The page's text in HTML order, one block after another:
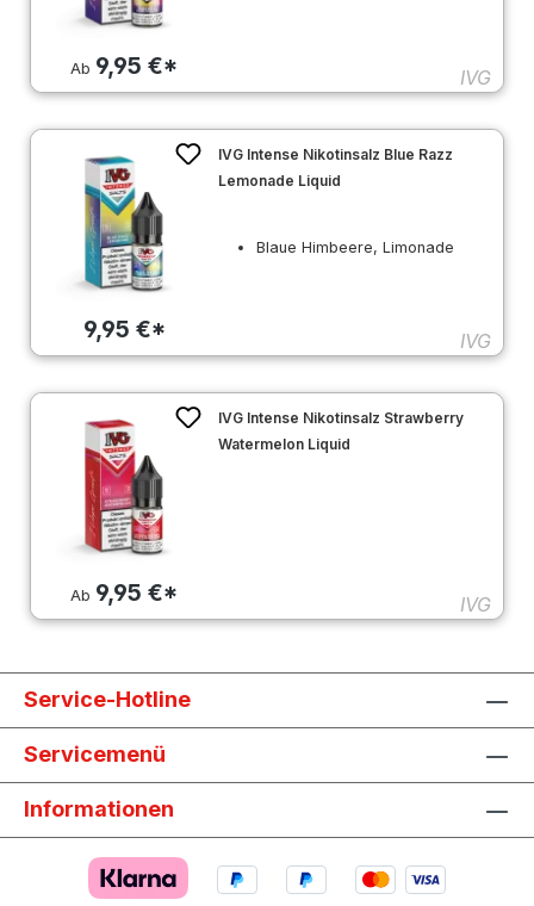
Ab 9,95 €* IVG
9,95 €*
IVG Intense Nikotinsalz Blue Razz
Lemonade Liquid
Blaue Himbeere, Limonade
IVG
Ab 9,95 €*
IVG Intense Nikotinsalz Strawberry
Watermelon Liquid
IVG
Service-Hotline
Servicemenü
Informationen